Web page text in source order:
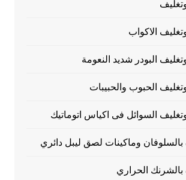
الاكواب
البودر شديد النعومة
الحبوب والحبيبات
السوائل فى اكياس اتوماتيك
بالسلوفان وماكينات لصق ليبل دائري
بالشرنك الحراري